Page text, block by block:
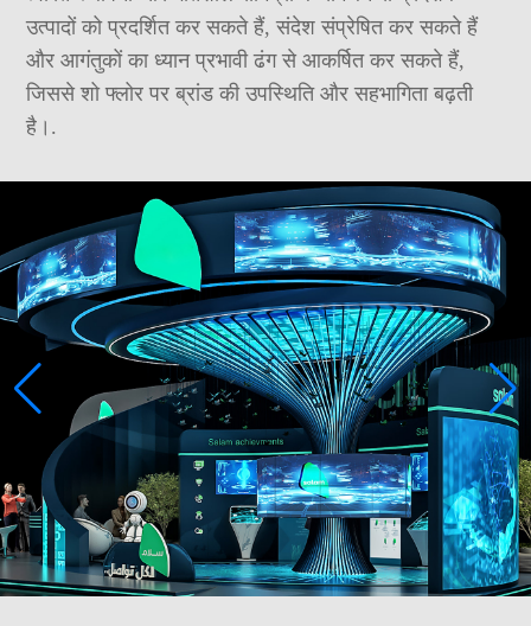
उत्पादों को प्रदर्शित कर सकते हैं, संदेश संप्रेषित कर सकते हैं
और आगंतुकों का ध्यान प्रभावी ढंग से आकर्षित कर सकते हैं,
जिससे शो फ्लोर पर ब्रांड की उपस्थिति और सहभागिता बढ़ती
है।.